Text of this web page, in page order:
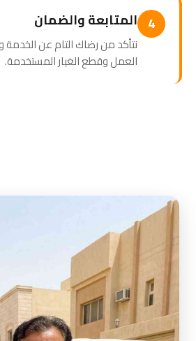
4 المتابعة والضمان
نتأكد من رضاك التام عن
العمل وقطع الغيار المستخدمة.